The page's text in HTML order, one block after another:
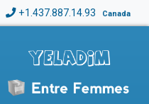
+1.437.887.14.93 Canada